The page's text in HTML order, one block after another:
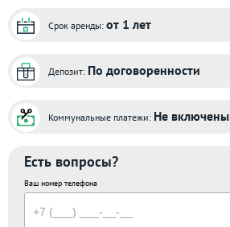
Срок аренды: от 1 лет
Депозит: По договоренности
Коммунальные платежи: Не включены
Есть вопросы?
Ваш номер телефона